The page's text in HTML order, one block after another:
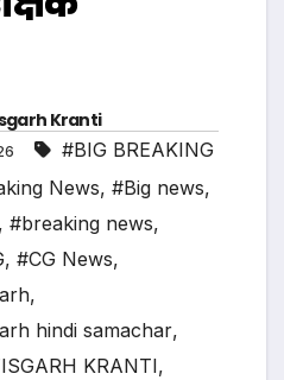
Kranti
#BIG BREAKING
News, #Big news,
, #breaking news,
, #CG News,
,
hindi samachar,
KRANTI,